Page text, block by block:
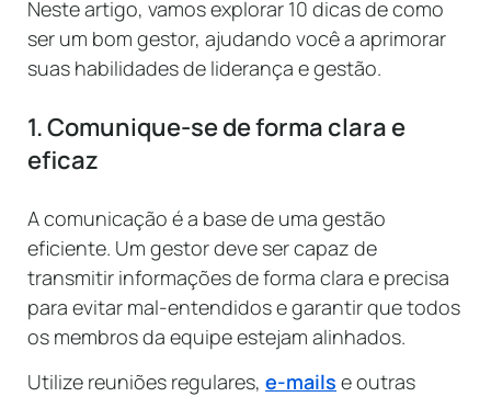
Neste artigo, vamos explorar 10 dicas de como
ser um bom gestor, ajudando você a aprimorar
suas habilidades de liderança e gestão.
1. Comunique-se de forma clara e
eficaz
A comunicação é a base de uma gestão
eficiente. Um gestor deve ser capaz de
transmitir informações de forma clara e precisa
para evitar mal-entendidos e garantir que todos
os membros da equipe estejam alinhados.
Utilize reuniões regulares, e-mails e outras